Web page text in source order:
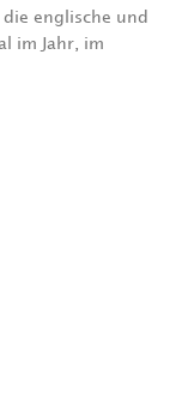
englische und
im Jahr, im